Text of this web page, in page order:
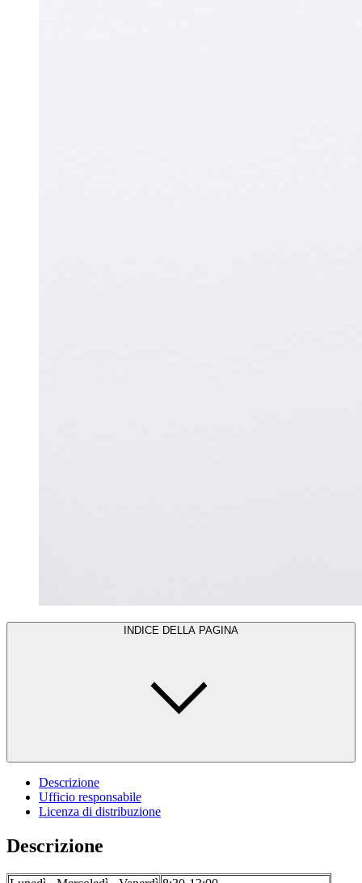
INDICE DELLA PAGINA
Descrizione
Ufficio responsabile
Licenza di distribuzione
Descrizione